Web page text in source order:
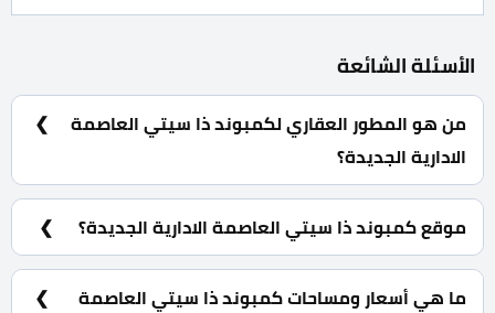
الأسئلة الشائعة
من هو المطور العقاري لكمبوند ذا سيتي العاصمة
الادارية الجديدة؟
شركة ماستر جروب للتطوير العقاري Master Group
Development.
موقع كمبوند ذا سيتي العاصمة الادارية الجديدة؟
كمبوند ذا سيتي العاصمة الادارية الجديدة يقع في الحي
السكني السابع R7 تحديدا في القطاع F1.
ما هي أسعار ومساحات كمبوند ذا سيتي العاصمة